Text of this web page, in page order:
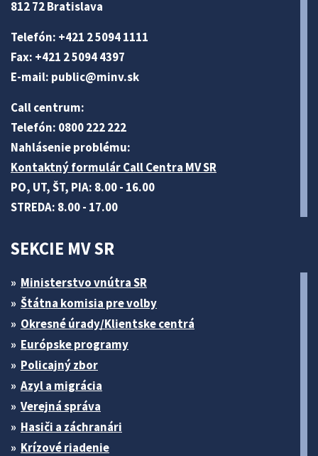
812 72 Bratislava
Telefón: +421 2 5094 1111
Fax: +421 2 5094 4397
E-mail: public@minv.sk
Call centrum:
Telefón: 0800 222 222
Nahlásenie problému:
Kontaktný formulár Call Centra MV SR
PO, UT, ŠT, PIA: 8.00 - 16.00
STREDA: 8.00 - 17.00
SEKCIE MV SR
Ministerstvo vnútra SR
Štátna komisia pre volby
Okresné úrady/Klientske centrá
Európske programy
Policajný zbor
Azyl a migrácia
Verejná správa
Hasiči a záchranári
Krízové riadenie